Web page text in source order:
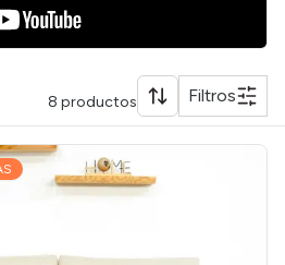
8 productos Filtros